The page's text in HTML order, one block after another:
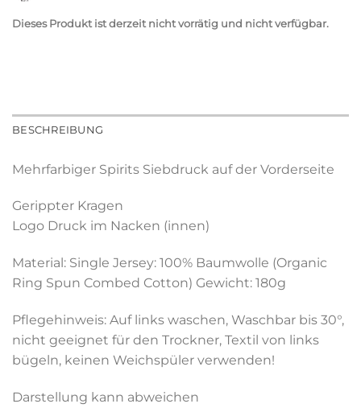
Dieses Produkt ist derzeit nicht vorrätig und nicht verfügbar.
BESCHREIBUNG
Mehrfarbiger Spirits Siebdruck auf der Vorderseite
Gerippter Kragen
Logo Druck im Nacken (innen)
Material: Single Jersey: 100% Baumwolle (Organic
Ring Spun Combed Cotton) Gewicht: 180g
Pflegehinweis: Auf links waschen, Waschbar bis 30°,
nicht geeignet für den Trockner, Textil von links
bügeln, keinen Weichspüler verwenden!
Darstellung kann abweichen